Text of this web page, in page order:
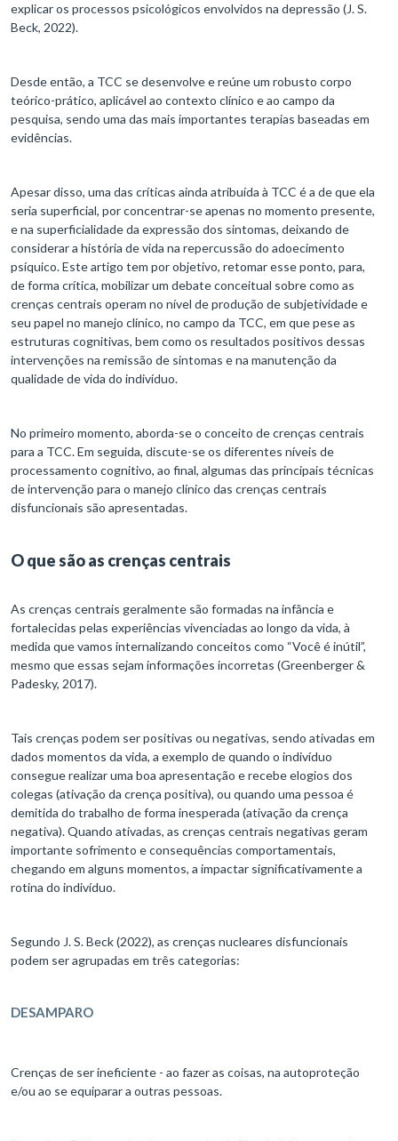
explicar os processos psicológicos envolvidos na depressão (J. S.
Beck, 2022).
Desde então, a TCC se desenvolve e reúne um robusto corpo
teórico-prático, aplicável ao contexto clínico e ao campo da
pesquisa, sendo uma das mais importantes terapias baseadas em
evidências.
Apesar disso, uma das críticas ainda atribuída à TCC é a de que ela
seria superficial, por concentrar-se apenas no momento presente,
e na superficialidade da expressão dos sintomas, deixando de
considerar a história de vida na repercussão do adoecimento
psíquico. Este artigo tem por objetivo, retomar esse ponto, para,
de forma crítica, mobilizar um debate conceitual sobre como as
crenças centrais operam no nível de produção de subjetividade e
seu papel no manejo clínico, no campo da TCC, em que pese as
estruturas cognitivas, bem como os resultados positivos dessas
intervenções na remissão de sintomas e na manutenção da
qualidade de vida do indivíduo.
No primeiro momento, aborda-se o conceito de crenças centrais
para a TCC. Em seguida, discute-se os diferentes níveis de
processamento cognitivo, ao final, algumas das principais técnicas
de intervenção para o manejo clínico das crenças centrais
disfuncionais são apresentadas.
O que são as crenças centrais
As crenças centrais geralmente são formadas na infância e
fortalecidas pelas experiências vivenciadas ao longo da vida, à
medida que vamos internalizando conceitos como “Você é inútil”,
mesmo que essas sejam informações incorretas (Greenberger &
Padesky, 2017).
Tais crenças podem ser positivas ou negativas, sendo ativadas em
dados momentos da vida, a exemplo de quando o indivíduo
consegue realizar uma boa apresentação e recebe elogios dos
colegas (ativação da crença positiva), ou quando uma pessoa é
demitida do trabalho de forma inesperada (ativação da crença
negativa). Quando ativadas, as crenças centrais negativas geram
importante sofrimento e consequências comportamentais,
chegando em alguns momentos, a impactar significativamente a
rotina do indivíduo.
Segundo J. S. Beck (2022), as crenças nucleares disfuncionais
podem ser agrupadas em três categorias:
DESAMPARO
Crenças de ser ineficiente - ao fazer as coisas, na autoproteção
e/ou ao se equiparar a outras pessoas.